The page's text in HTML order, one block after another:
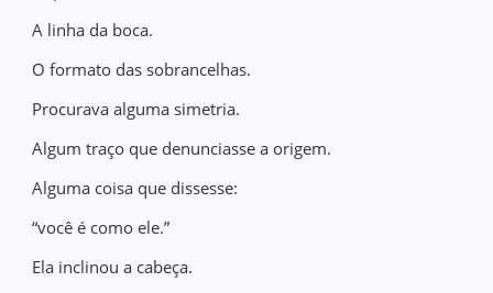
A linha da boca.
O formato das sobrancelhas.
Procurava alguma simetria.
Algum traço que denunciasse a origem.
Alguma coisa que dissesse:
“você é como ele.”
Ela inclinou a cabeça.